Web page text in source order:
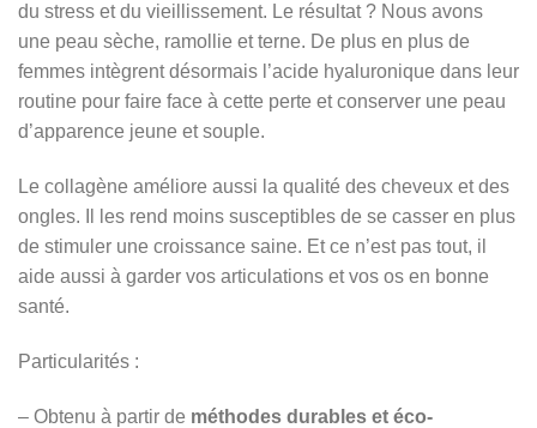
du stress et du vieillissement. Le résultat ? Nous avons
une peau sèche, ramollie et terne. De plus en plus de
femmes intègrent désormais l’acide hyaluronique dans leur
routine pour faire face à cette perte et conserver une peau
d’apparence jeune et souple.
Le collagène améliore aussi la qualité des cheveux et des
ongles. Il les rend moins susceptibles de se casser en plus
de stimuler une croissance saine. Et ce n’est pas tout, il
aide aussi à garder vos articulations et vos os en bonne
santé.
Particularités :
– Obtenu à partir de méthodes durables et éco-